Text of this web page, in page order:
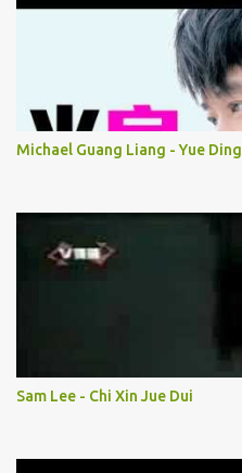
Michael Guang Liang - Yue Ding
Sam Lee - Chi Xin Jue Dui